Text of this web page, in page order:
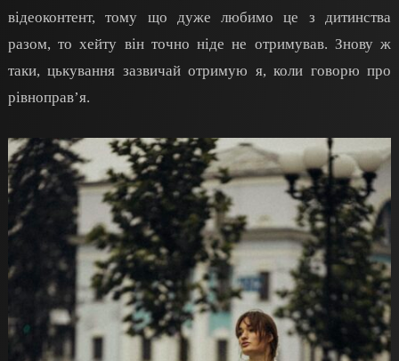
відеоконтент, тому що дуже любимо це з дитинства
разом, то хейту він точно ніде не отримував. Знову ж
таки, цькування зазвичай отримую я, коли говорю про
рівноправ’я.